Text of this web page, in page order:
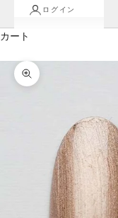
ログイン
カート
ズームイン